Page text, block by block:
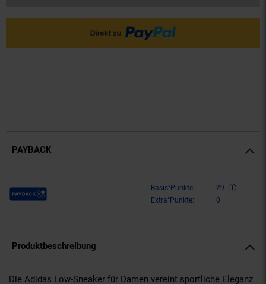
PAYBACK
Payback Punkte Basis°Punkte:
29
Extra°Punkte:
0
Produktbeschreibung
Die Adidas Low-Sneaker für Damen vereint sportliche Eleganz